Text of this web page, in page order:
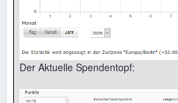
Der Aktuelle Spendentopf: